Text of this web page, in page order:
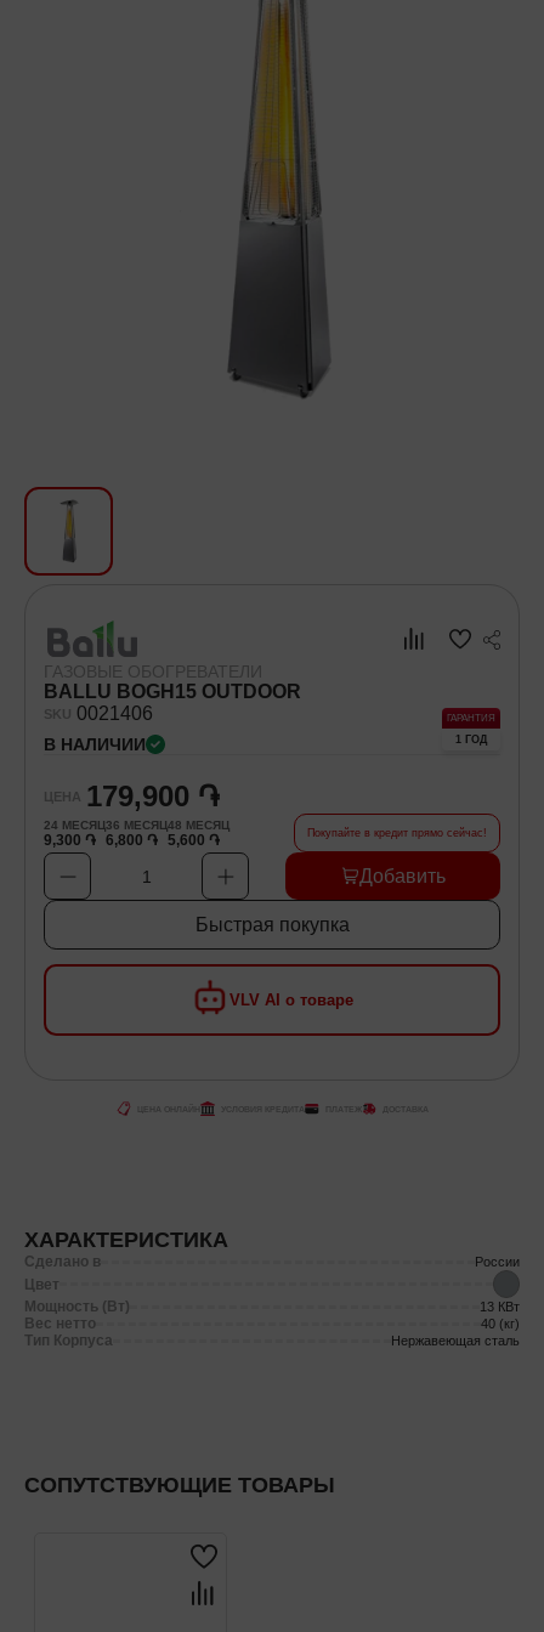
Аудиотехника для автомобилей
Самокаты и Гироскутеры
VLV AI о товаре
ГАЗОВЫЕ ОБОГРЕВАТЕЛИ
BALLU BOGH15 OUTDOOR
SKU 0021406
В НАЛИЧИИ
ГАРАНТИЯ
1 ГОД
ЦЕНА 179,900 ֏
24 МЕСЯЦ
9,300 ֏
36 МЕСЯЦ
6,800 ֏
48 МЕСЯЦ
5,600 ֏ Покупайте в кредит прямо сейчас!
1 Добавить
Быстрая покупка
ЦЕНА ОНЛАЙН УСЛОВИЯ КРЕДИТА ПЛАТЕЖ ДОСТАВКА
ХАРАКТЕРИСТИКА
Сделано в России
Цвет
Мощность (Вт)
13 КВт
Вес нетто 40 (кг)
Тип Корпуса Нержавеющая сталь
СОПУТСТВУЮЩИЕ ТОВАРЫ